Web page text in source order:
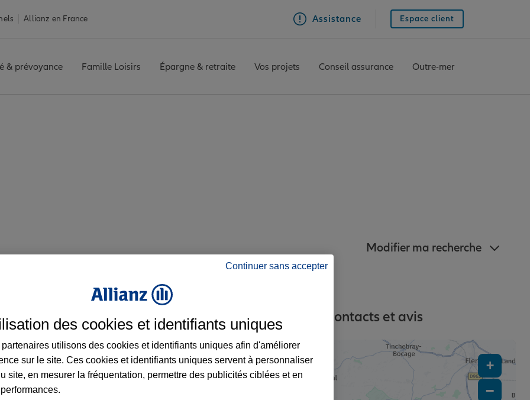
Allianz en France Assistance Espace client
& prévoyance Famille Loisirs Épargne & retraite Vos projets Conseil assurance Outre-mer
Modifier ma recherche
Fougerolles-du-Plessis et aux alentours : adresses, contacts et avis
+
−
Continuer sans accepter
des cookies et identifiants uniques
partenaires utilisons des cookies et identifiants uniques afin d'améliorer
sur le site. Ces cookies et identifiants uniques servent à personnaliser
site, en mesurer la fréquentation, permettre des publicités ciblées et en